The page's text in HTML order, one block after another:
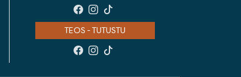
TEOS - TUTUSTU